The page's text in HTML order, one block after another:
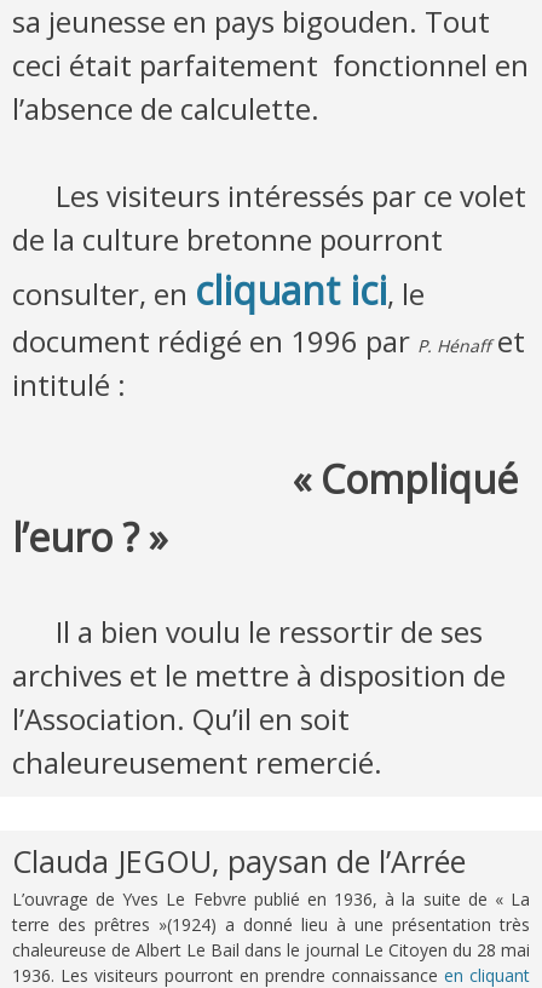
sa jeunesse en pays bigouden. Tout
ceci était parfaitement fonctionnel en
l’absence de calculette.
Les visiteurs intéressés par ce volet
de la culture bretonne pourront
consulter, en cliquant ici, le
document rédigé en 1996 par P. Hénaffet
intitulé :
« Compliqué
l’euro ? »
Il a bien voulu le ressortir de ses
archives et le mettre à disposition de
l’Association. Qu’il en soit
chaleureusement remercié.
Clauda JEGOU, paysan de l’Arrée
L’ouvrage de Yves Le Febvre publié en 1936, à la suite de « La
terre des prêtres »(1924) a donné lieu à une présentation très
chaleureuse de Albert Le Bail dans le journal Le Citoyen du 28 mai
1936. Les visiteurs pourront en prendre connaissance en cliquant